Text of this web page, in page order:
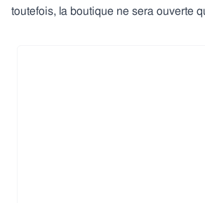
toutefois, la boutique ne sera ouverte